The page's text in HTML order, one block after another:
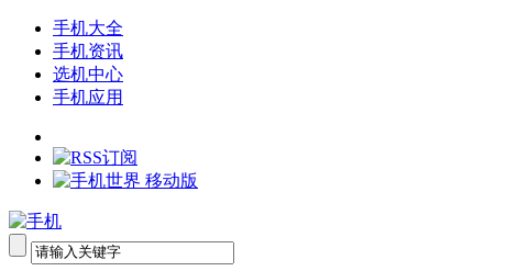
手机大全
手机资讯
选机中心
手机应用